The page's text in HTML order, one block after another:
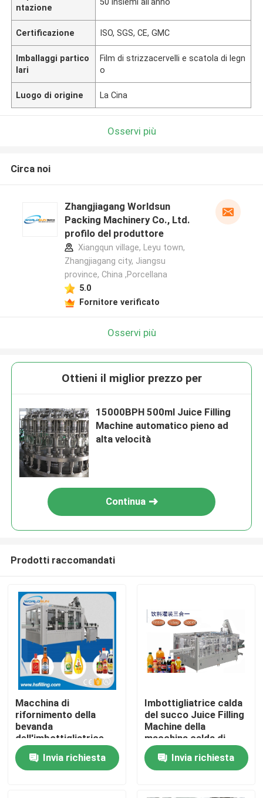
Casa
Chi siamo
ntazione
Certificazione ISO, SGS, CE, GMC
Imballaggi partico
lari
Film di strizzacervelli e scatola di legn
o
Luogo di origine La Cina
Osservi più
Circa noi
Zhangjiagang Worldsun
Packing Machinery Co., Ltd.
profilo del produttore
Xiangqun village, Leyu town,
Zhangjiagang city, Jiangsu
province, China ,Porcellana
5.0
Fornitore verificato
Osservi più
Ottieni il miglior prezzo per
15000BPH 500ml Juice Filling
Machine automatico pieno ad
alta velocità
Continua
Prodotti raccomandati
Macchina di
rifornimento della
bevanda
dell'imbottigliatrice
dell'imbottigliatrice
della macchina di
rifornimento della
Invia richiesta
Imbottigliatrice calda
del succo Juice Filling
Machine della
macchina calda di
riempimento a caldo di
12000BPHInvia richiesta